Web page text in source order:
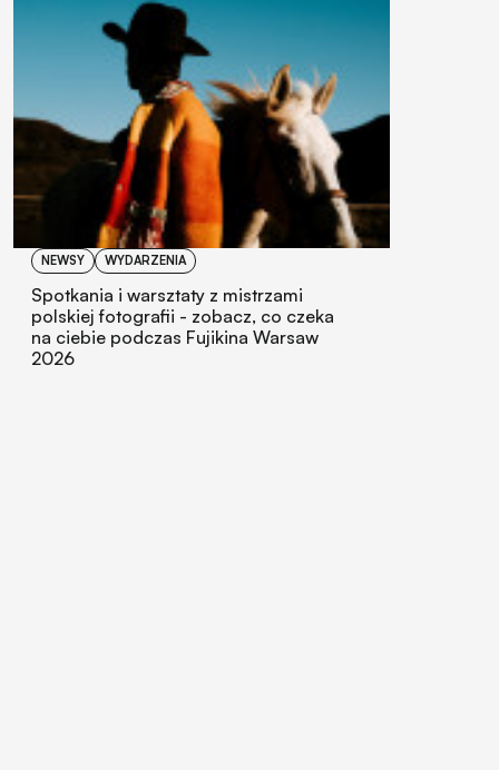
NEWSY WYDARZENIA
Spotkania i warsztaty z mistrzami
polskiej fotografii - zobacz, co czeka
na ciebie podczas Fujikina Warsaw
2026